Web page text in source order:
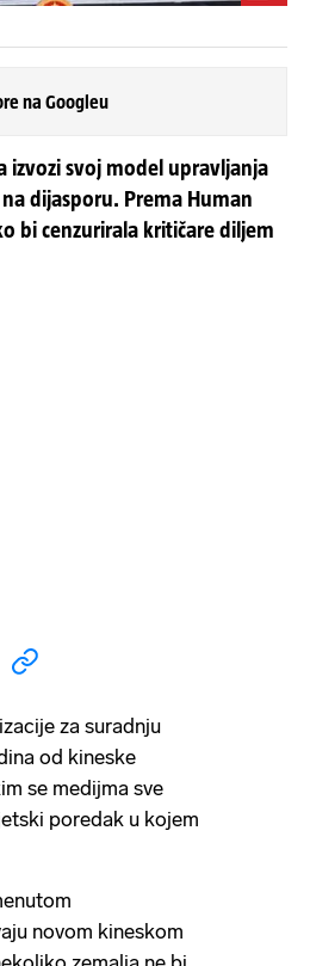
na Googleu
izvozi svoj model upravljanja
dijasporu. Prema Human
bi cenzurirala kritičare diljem
za suradnju
od kineske
se medijma sve
poredak u kojem
novom kineskom